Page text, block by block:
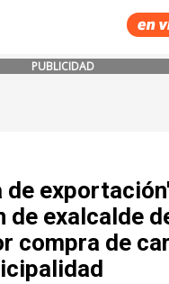
PUBLICIDAD
de
exalcalde
compra de